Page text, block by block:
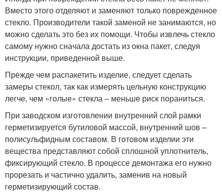
Вместо этого отделяют и заменяют только поврежденное
стекло. Производители такой заменой не занимаются, но
можно сделать это без их помощи. Чтобы извлечь стекло
самому нужно сначала достать из окна пакет, следуя
инструкции, приведенной выше.
Прежде чем распакетить изделие, следует сделать
замеры стекол, так как измерять цельную конструкцию
легче, чем «голые» стекла – меньше риск пораниться.
При заводском изготовлении внутренний слой рамки
герметизируется бутиловой массой, внутренний шов –
полисульфидным составом. В готовом изделии эти
вещества представляют собой сплошной уплотнитель,
фиксирующий стекло. В процессе демонтажа его нужно
прорезать и частично удалить, заменив на новый
герметизирующий состав.